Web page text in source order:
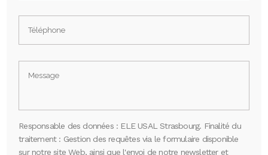
Responsable des données : ELE USAL Strasbourg. Finalité du
traitement : Gestion des requêtes via le formulaire disponible
sur notre site Web, ainsi que l'envoi de notre newsletter et